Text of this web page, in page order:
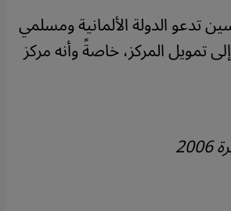
تدعو الدولة الألمانية ومسلمي
تمويل المركز، خاصةً وأنه مركز